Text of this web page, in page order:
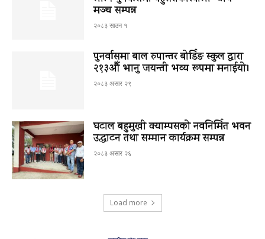
मञ्च सम्पन्न
२०८३ साउन १
पुनर्वासमा बाल रुपान्तर बोर्डिङ स्कुल द्धारा
२१३औँ भानु जयन्ती भव्य रूपमा मनाईयो।
२०८३ असार २९
घटाल बहुमुखी क्याम्पसको नवनिर्मित भवन
उद्घाटन तथा सम्मान कार्यक्रम सम्पन्न
२०८३ असार २६
Load more